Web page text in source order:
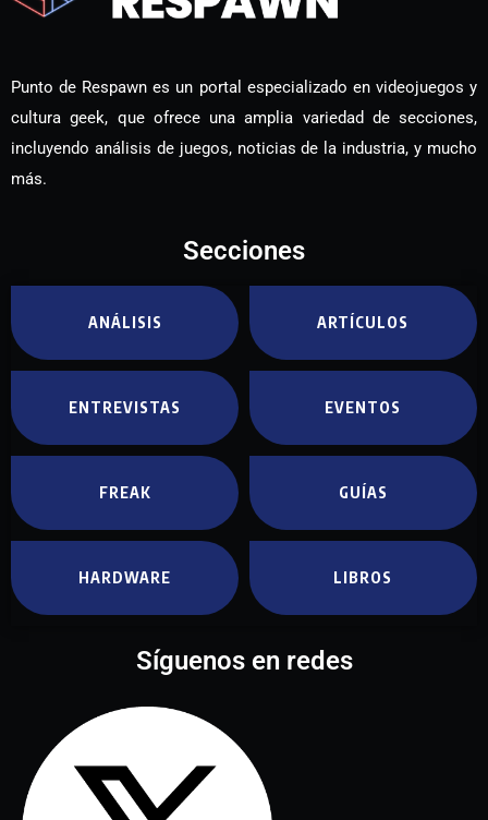
Punto de Respawn es un portal especializado en videojuegos y
cultura geek, que ofrece una amplia variedad de secciones,
incluyendo análisis de juegos, noticias de la industria, y mucho
más.
Secciones
ANÁLISIS ARTÍCULOS
ENTREVISTAS EVENTOS
FREAK GUÍAS
HARDWARE LIBROS
Síguenos en redes